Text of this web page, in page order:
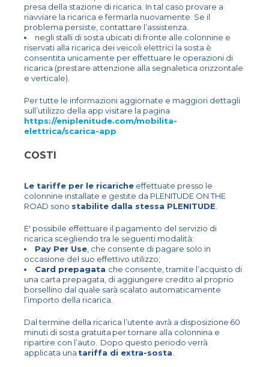
presa della stazione di ricarica. In tal caso provare a
riavviare la ricarica e fermarla nuovamente. Se il
problema persiste, contattare l’assistenza.
negli stalli di sosta ubicati di fronte alle colonnine e
riservati alla ricarica dei veicoli elettrici la sosta è
consentita unicamente per effettuare le operazioni di
ricarica (prestare attenzione alla segnaletica orizzontale
e verticale).
Per tutte le informazioni aggiornate e maggiori dettagli
sull’utilizzo della app visitare la pagina
https://eniplenitude.com/mobilita-
elettrica/scarica-app
COSTI
Le tariffe per le ricariche effettuate presso le
colonnine installate e gestite da PLENITUDE ON THE
ROAD sono stabilite dalla stessa PLENITUDE
E' possibile effettuare il pagamento del servizio di
ricarica scegliendo tra le seguenti modalità:
Pay Per Use , che consente di pagare solo in
occasione del suo effettivo utilizzo;
Card prepagata che consente, tramite l’acquisto di
una carta prepagata, di aggiungere credito al proprio
borsellino dal quale sarà scalato automaticamente
l’importo della ricarica.
Dal termine della ricarica l’utente avrà a disposizione 60
minuti di sosta gratuita per tornare alla colonnina e
ripartire con l’auto. Dopo questo periodo verrà
applicata una tariffa di extra-sosta